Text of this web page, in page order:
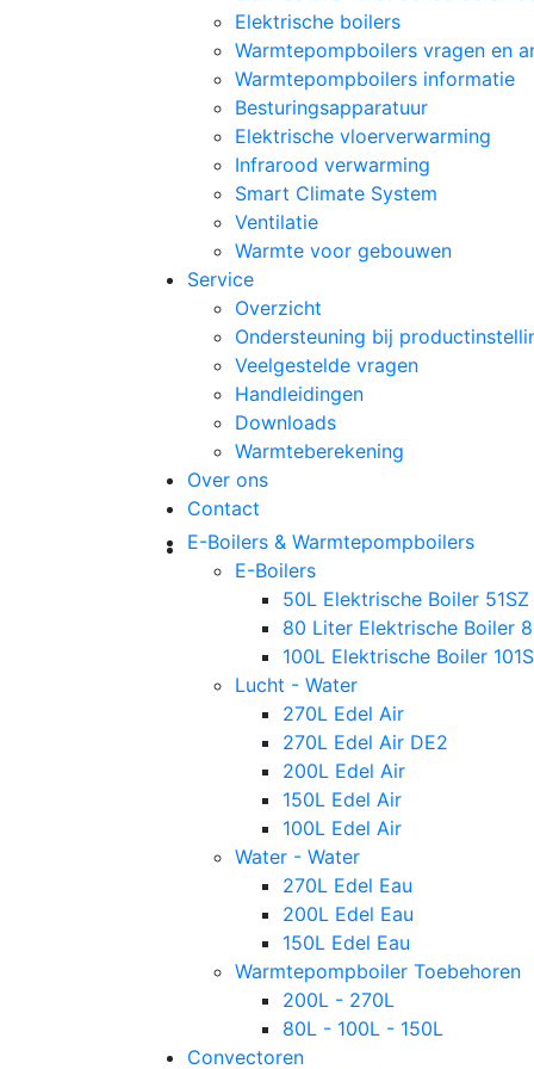
Elektrische boilers
Warmtepompboilers vragen en
Warmtepompboilers informatie
Besturingsapparatuur
Elektrische vloerverwarming
Infrarood verwarming
Smart Climate System
Ventilatie
Warmte voor gebouwen
Service
Overzicht
Ondersteuning bij
Veelgestelde vragen
Handleidingen
Downloads
Warmteberekening
Over ons
Contact
E-Boilers & Warmtepompboilers
E-Boilers
50L Elektrische Boiler 51SZ
80 Liter Elektrische Boiler
100L Elektrische Boiler
Lucht - Water
270L Edel Air
270L Edel Air DE2
200L Edel Air
150L Edel Air
100L Edel Air
Water - Water
270L Edel Eau
200L Edel Eau
150L Edel Eau
Warmtepompboiler Toebehoren
200L - 270L
80L - 100L - 150L
Convectoren